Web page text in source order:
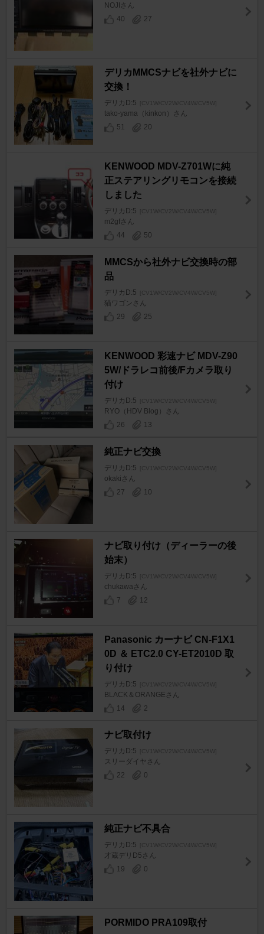
NOJIさん
40
27
デリカMMCSナビを社外ナビに
交換！
デリカD:5 [CV1W/CV2W/CV4W/CV5W]
tako-yama（kinkon）さん
51
20
KENWOOD MDV-Z701Wに純
正ステアリングリモコンを接続
しました
デリカD:5 [CV1W/CV2W/CV4W/CV5W]
m2gfさん
44
50
MMCSから社外ナビ交換時の部
品
デリカD:5 [CV1W/CV2W/CV4W/CV5W]
猫ワゴンさん
29
25
KENWOOD 彩速ナビ MDV-Z90
5W/ドラレコ前後/Fカメラ取り
付け
デリカD:5 [CV1W/CV2W/CV4W/CV5W]
RYO（HDV Blog）さん
26
13
純正ナビ交換
デリカD:5 [CV1W/CV2W/CV4W/CV5W]
okakiさん
27
10
ナビ取り付け（ディーラーの後
始末）
デリカD:5 [CV1W/CV2W/CV4W/CV5W]
chukawaさん
7
12
Panasonic カーナビ CN-F1X1
0D ＆ ETC2.0 CY-ET2010D 取
り付け
デリカD:5 [CV1W/CV2W/CV4W/CV5W]
BLACK＆ORANGEさん
14
2
ナビ取付け
デリカD:5 [CV1W/CV2W/CV4W/CV5W]
スリーダイヤさん
22
0
純正ナビ不具合
デリカD:5 [CV1W/CV2W/CV4W/CV5W]
才蔵デリD5さん
19
0
PORMIDO PRA109取付